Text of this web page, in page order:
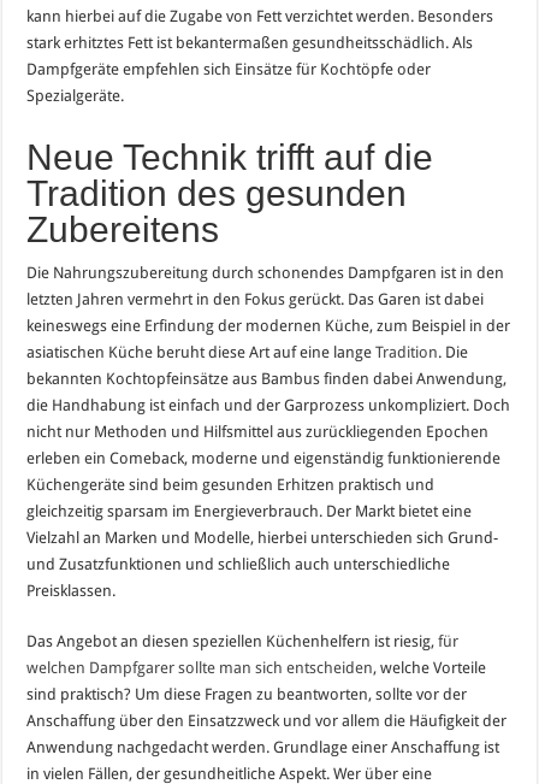
kann hierbei auf die Zugabe von Fett verzichtet werden. Besonders
stark erhitztes Fett ist bekantermaßen gesundheitsschädlich. Als
Dampfgeräte empfehlen sich Einsätze für Kochtöpfe oder
Spezialgeräte.
Neue Technik trifft auf die
Tradition des gesunden
Zubereitens
Die Nahrungszubereitung durch schonendes Dampfgaren ist in den
letzten Jahren vermehrt in den Fokus gerückt. Das Garen ist dabei
keineswegs eine Erfindung der modernen Küche, zum Beispiel in der
asiatischen Küche beruht diese Art auf eine langeTradition. Die
bekannten Kochtopfeinsätze aus Bambus finden dabei Anwendung,
die Handhabung ist einfach und der Garprozess unkompliziert. Doch
nicht nur Methoden und Hilfsmittel aus zurückliegenden Epochen
erleben ein Comeback, moderne und eigenständig funktionierende
Küchengeräte sind beim gesunden Erhitzen praktisch und
gleichzeitig sparsam im Energieverbrauch. Der Markt bietet eine
Vielzahl an Marken und Modelle, hierbei unterschieden sich Grund-
und Zusatzfunktionen und schließlich auch unterschiedliche
Preisklassen.
Das Angebot an diesen speziellen Küchenhelfern ist riesig,für
welchen Dampfgarer sollte man sich entscheiden, welche Vorteile
sind praktisch? Um diese Fragen zu beantworten, sollte vor der
Anschaffung über den Einsatzzweck und vor allem die Häufigkeit der
Anwendung nachgedacht werden. Grundlage einer Anschaffung ist
in vielen Fällen, der gesundheitliche Aspekt. Wer über eine